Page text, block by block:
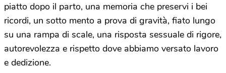
piatto dopo il parto, una memoria che preservi i bei
ricordi, un sotto mento a prova di gravità, fiato lungo
su una rampa di scale, una risposta sessuale di rigore,
autorevolezza e rispetto dove abbiamo versato lavoro
e dedizione.